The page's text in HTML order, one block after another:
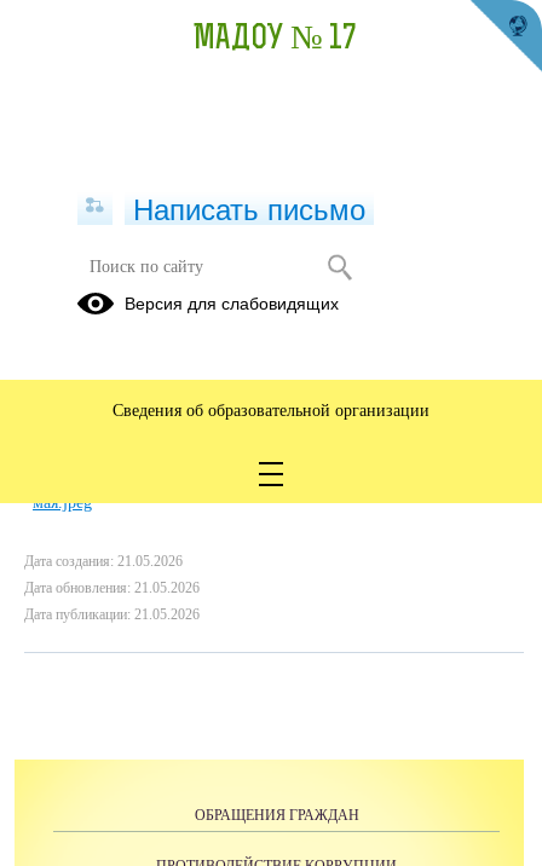
Городской конкурс детских
творческих работ "Велий май!
Дата создания: 21.05.2026
Дата обновления: 21.05.2026
Дата публикации: 21.05.2026
ОБРАЩЕНИЯ ГРАЖДАН
МАДОУ № 17
Написать письмо
Версия для слабовидящих
Сведения об образовательной организации